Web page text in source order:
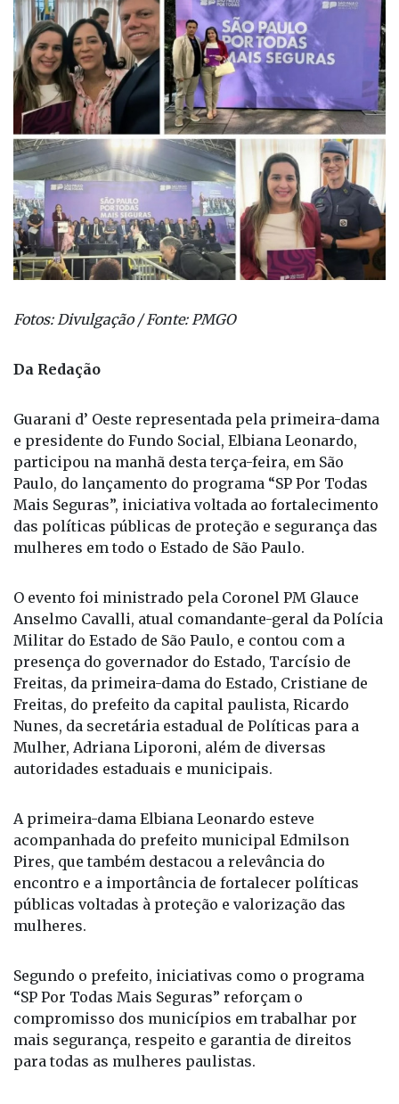
Fotos: Divulgação / Fonte: PMGO
Da Redação
Guarani d’ Oeste representada pela primeira-dama
e presidente do Fundo Social, Elbiana Leonardo,
participou na manhã desta terça-feira, em São
Paulo, do lançamento do programa “SP Por Todas
Mais Seguras”, iniciativa voltada ao fortalecimento
das políticas públicas de proteção e segurança das
mulheres em todo o Estado de São Paulo.
O evento foi ministrado pela Coronel PM Glauce
Anselmo Cavalli, atual comandante-geral da Polícia
Militar do Estado de São Paulo, e contou com a
presença do governador do Estado, Tarcísio de
Freitas, da primeira-dama do Estado, Cristiane de
Freitas, do prefeito da capital paulista, Ricardo
Nunes, da secretária estadual de Políticas para a
Mulher, Adriana Liporoni, além de diversas
autoridades estaduais e municipais.
A primeira-dama Elbiana Leonardo esteve
acompanhada do prefeito municipal Edmilson
Pires, que também destacou a relevância do
encontro e a importância de fortalecer políticas
públicas voltadas à proteção e valorização das
mulheres.
Segundo o prefeito, iniciativas como o programa
“SP Por Todas Mais Seguras” reforçam o
compromisso dos municípios em trabalhar por
mais segurança, respeito e garantia de direitos
para todas as mulheres paulistas.